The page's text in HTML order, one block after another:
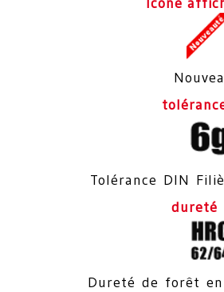
Tolérance DIN
dureté
Dureté de forêt